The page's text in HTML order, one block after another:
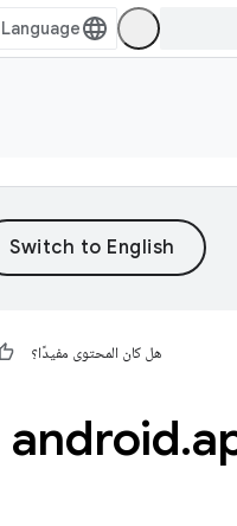
هل كان المحتوى مفيدًا؟
android.